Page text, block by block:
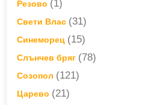
Резово (1)
Свети Влас (31)
Синеморец (15)
Слънчев бряг (78)
Созопол (121)
Царево (21)